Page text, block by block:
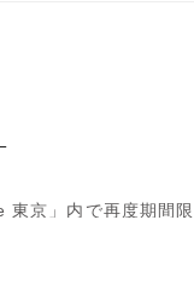
』の「コマフィ
ークレット)
京」内で再度期間限